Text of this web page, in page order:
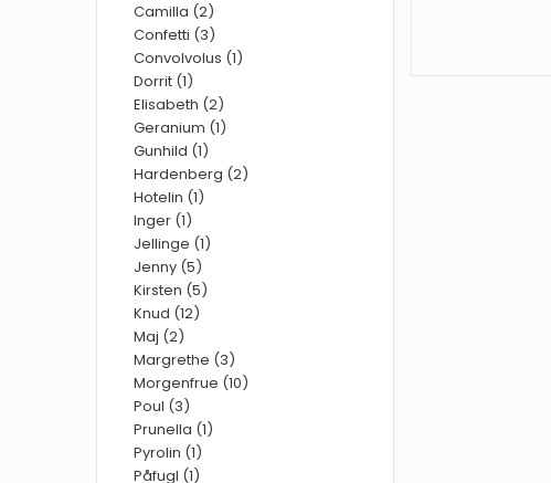
Camilla (2)
Confetti (3)
Convolvolus (1)
Dorrit (1)
Elisabeth (2)
Geranium (1)
Gunhild (1)
Hardenberg (2)
Hotelin (1)
Inger (1)
Jellinge (1)
Jenny (5)
Kirsten (5)
Knud (12)
Maj (2)
Margrethe (3)
Morgenfrue (10)
Poul (3)
Prunella (1)
Pyrolin (1)
Påfugl (1)